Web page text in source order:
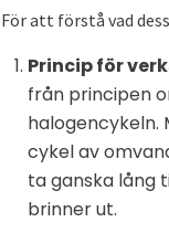
För att förstå vad
Princip för
från principen
halogencykeln.
cykel av
ta ganska lång
brinner ut.